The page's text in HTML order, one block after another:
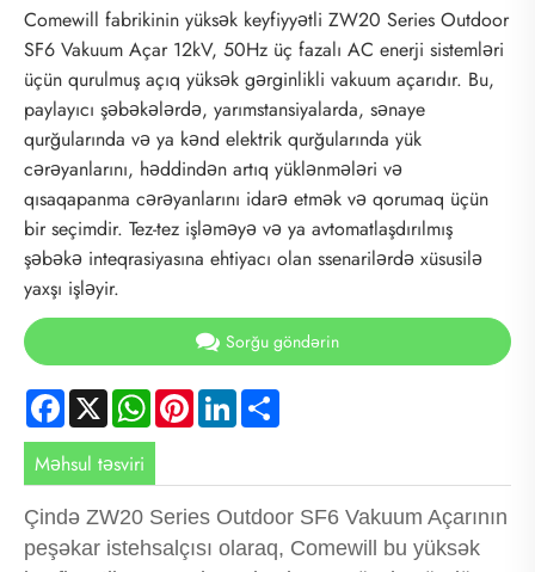
Comewill fabrikinin yüksək keyfiyyətli ZW20 Series Outdoor
SF6 Vakuum Açar 12kV, 50Hz üç fazalı AC enerji sistemləri
üçün qurulmuş açıq yüksək gərginlikli vakuum açarıdır. Bu,
paylayıcı şəbəkələrdə, yarımstansiyalarda, sənaye
qurğularında və ya kənd elektrik qurğularında yük
cərəyanlarını, həddindən artıq yüklənmələri və
qısaqapanma cərəyanlarını idarə etmək və qorumaq üçün
bir seçimdir. Tez-tez işləməyə və ya avtomatlaşdırılmış
şəbəkə inteqrasiyasına ehtiyacı olan ssenarilərdə xüsusilə
yaxşı işləyir.
Sorğu göndərin
Facebook
X WhatsApp
PinterestLinkedIn
Məhsul təsviri
Çində ZW20 Series Outdoor SF6 Vakuum Açarının
peşəkar istehsalçısı olaraq, Comewill bu yüksək